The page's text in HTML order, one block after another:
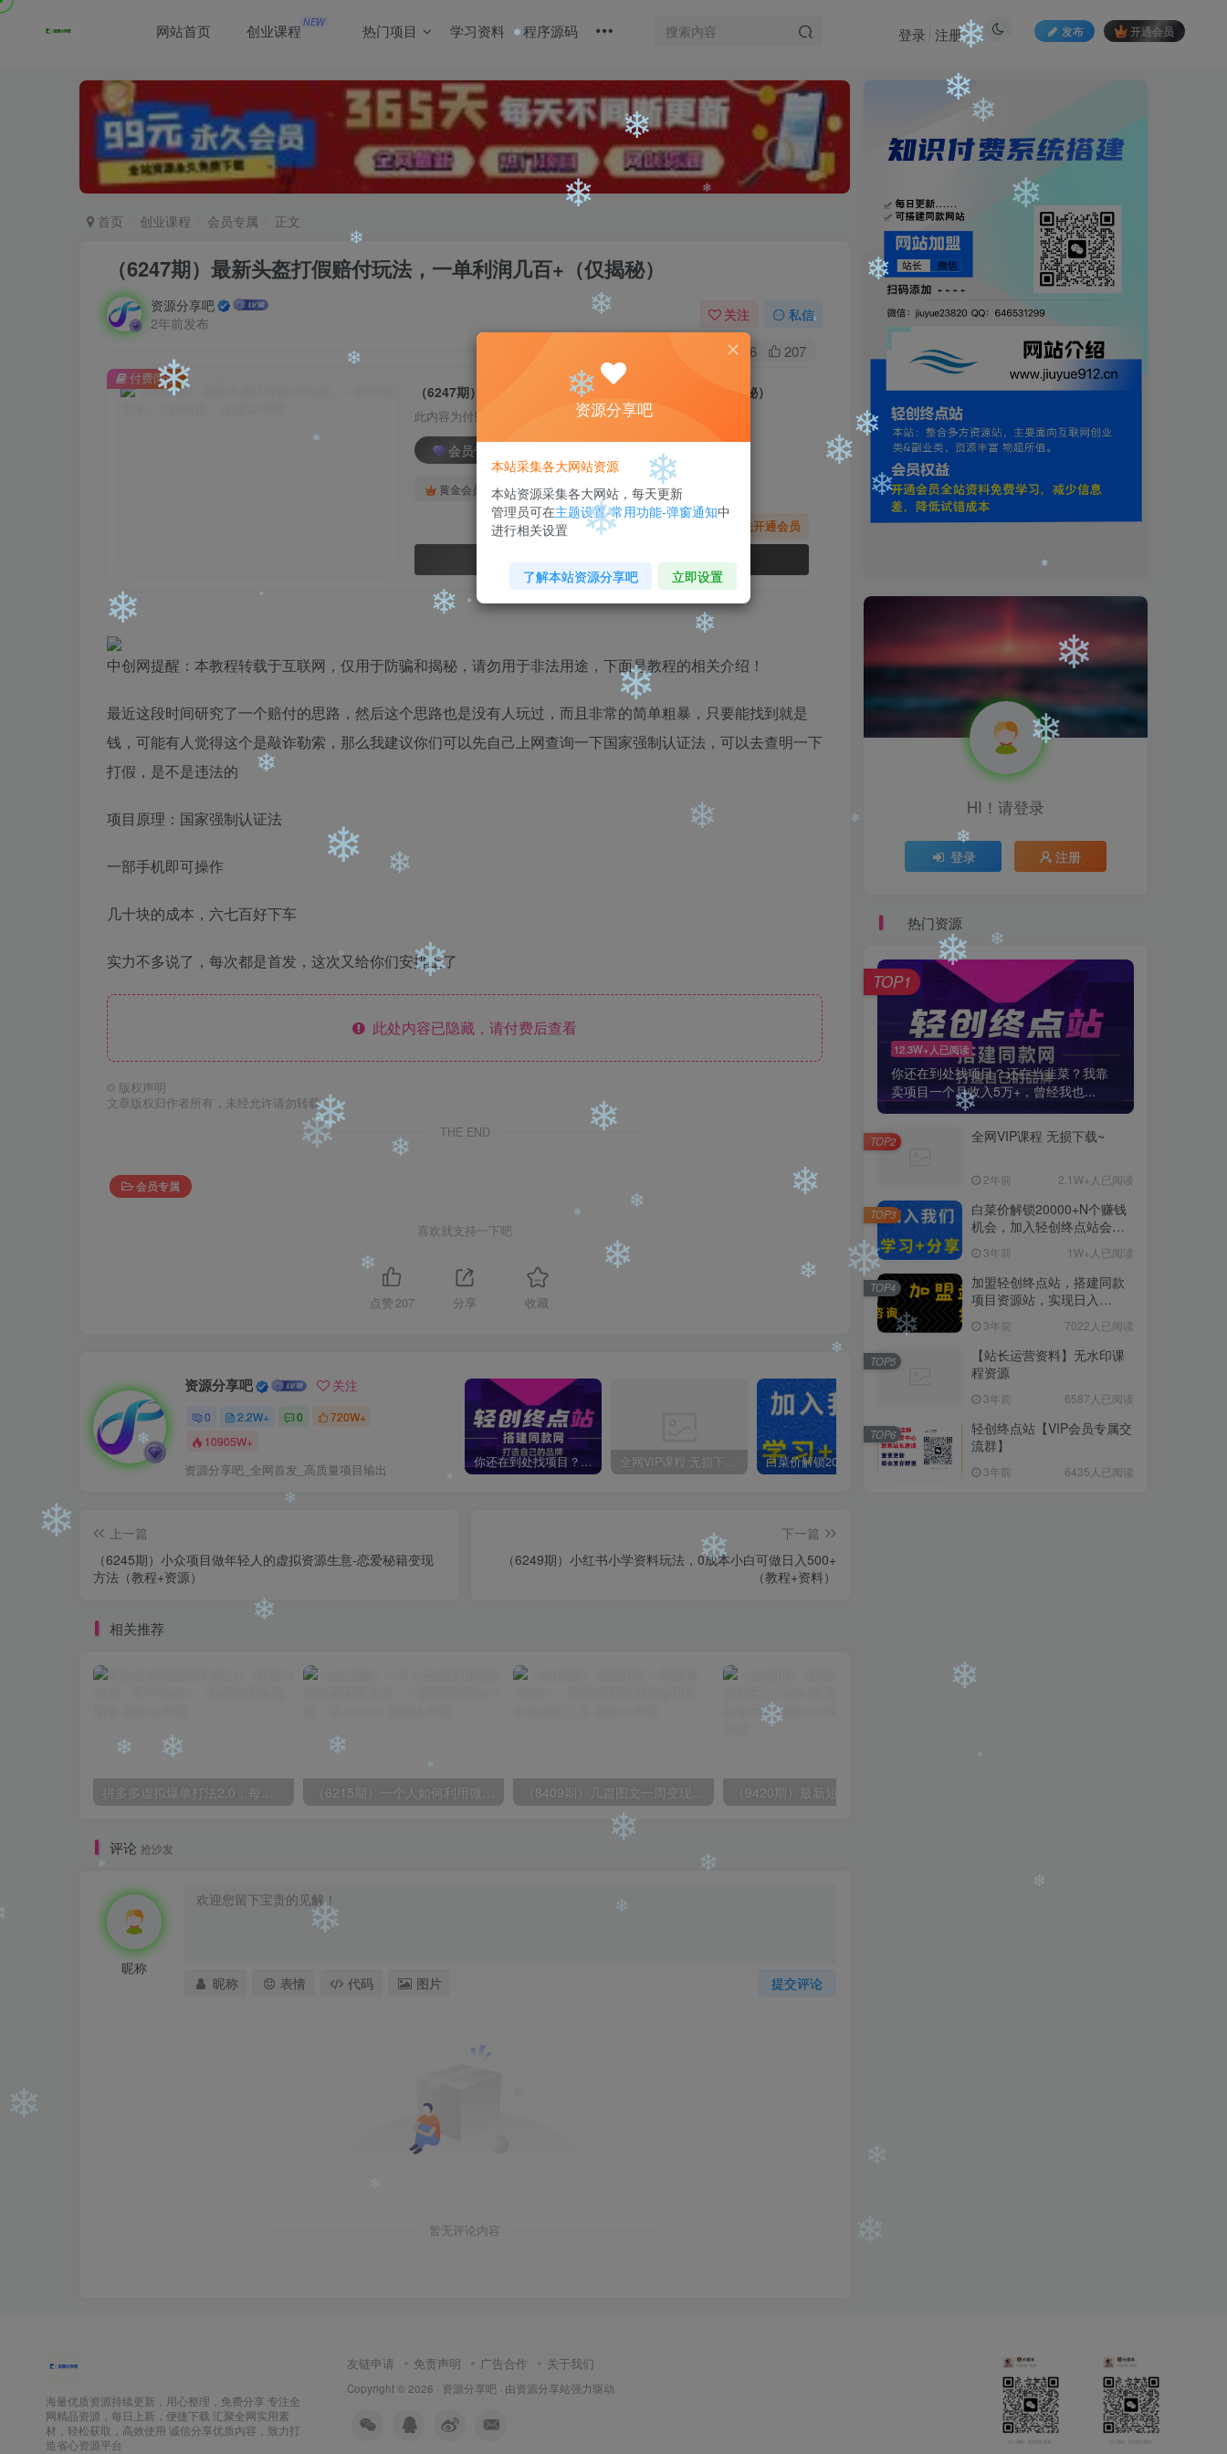
网站首页 创业课程 NEW 热门项目 学习资料 程序源码 发布 开通会员
登录 注册
首页 创业课程 会员专属 正文
（6247期）最新头盔打假赔付玩法，一单利润几百+（仅揭秘）
资源分享吧
2年前发布
关注 私信
736 207
（6247期）最新头盔打假赔付玩法，一单利润几百+（仅揭秘）
此内容为付费阅读，请付费后查看
会员专属资源
黄金会员 免费 钻石会员 免费
您暂无购买权限，请先开通会员
付费阅读
中创网提醒：本教程转载于互联网，仅用于防骗和揭秘，请勿用于非法用途，下面是教程的相关介绍！
最近这段时间研究了一个赔付的思路，然后这个思路也是没有人玩过，而且非常的简单粗暴，只要能找到就是
钱，可能有人觉得这个是敲诈勒索，那么我建议你们可以先自己上网查询一下国家强制认证法，可以去查明一下
打假，是不是违法的
项目原理：国家强制认证法
一部手机即可操作
几十块的成本，六七百好下车
实力不多说了，每次都是首发，这次又给你们安排上了
此处内容已隐藏，请付费后查看
© 版权声明
文章版权归作者所有，未经允许请勿转载。
THE END
会员专属
喜欢就支持一下吧
点赞 207 分享 收藏
资源分享吧 关注
0 2.2W+ 0
720W+
10905W+
资源分享吧_全网首发_高质量项目输出 你还在到处找项目？还在当韭菜？我靠卖项目一个月收入5万+，曾经我也是个失败者。 全网VIP课程 无损下载~ 白菜价解锁20000+N个赚钱机会，加入轻创终点站会员，全站资源免费学习。
上一篇
（6245期）小众项目做年轻人的虚拟资源生意-恋爱秘籍变现
方法（教程+资源）
下一篇
（6249期）小红书小学资料玩法，0成本小白可做日入500+
（教程+资料）
相关推荐
评论 抢沙发
昵称
提交评论
昵称 表情 代码 图片
暂无评论内容
HI！请登录
登录 注册
热门资源
12.3W+人已阅读
你还在到处找项目？还在当韭菜？我靠
卖项目一个月收入5万+，曾经我也...
TOP1
全网VIP课程 无损下载~
2年前 2.1W+人已阅读
TOP2
白菜价解锁20000+N个赚钱
机会，加入轻创终点站会
3年前 1W+人已阅读
TOP3
加盟轻创终点站，搭建同款
项目资源站，实现日入
3年前 7022人已阅读
TOP4
【站长运营资料】无水印课
程资源
3年前 6587人已阅读
TOP5
轻创终点站【VIP会员专属交
流群】
3年前 6435人已阅读
TOP6
海量优质资源持续更新，用心整理，免费分享 专注全
网精品资源，每日上新，便捷下载 汇聚全网实用素
材，轻松获取，高效使用 诚信分享优质内容，致力打
造省心资源平台
友链申请 免责声明 广告合作 关于我们
Copyright © 2026 · 资源分享吧 · 由资源分享站强力驱动.
资源分享吧
本站采集各大网站资源
本站资源采集各大网站，每天更新
管理员可在主题设置-常用功能-弹窗通知中
进行相关设置
了解本站资源分享吧 立即设置
❄
❄
❄
❄
❄
❄
❄
❄
❄ ❄
❄
❄
❄
❄ ❄
❄
❄
❄
❄
❄
❄
❄
❄
❄
❄
❄
❄
❄ ❄
❄